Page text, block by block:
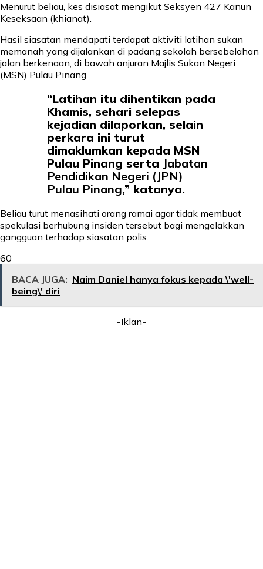
Menurut beliau, kes disiasat mengikut Seksyen 427 Kanun
Keseksaan (khianat).
Hasil siasatan mendapati terdapat aktiviti latihan sukan
memanah yang dijalankan di padang sekolah bersebelahan
jalan berkenaan, di bawah anjuran Majlis Sukan Negeri
(MSN) Pulau Pinang.
“Latihan itu dihentikan pada
Khamis, sehari selepas
kejadian dilaporkan, selain
perkara ini turut
dimaklumkan kepada MSN
Pulau Pinang serta Jabatan
Pendidikan Negeri (JPN)
Pulau Pinang,” katanya.
Beliau turut menasihati orang ramai agar tidak membuat
spekulasi berhubung insiden tersebut bagi mengelakkan
gangguan terhadap siasatan polis.
60
BACA JUGA: Naim Daniel hanya fokus kepada \'well-
being\' diri
-Iklan-